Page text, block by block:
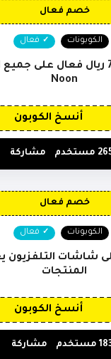
خصم فعال
الكوبونات فعال
كود خصم نون 75 ريال فعال
Noon
أنسخ الكوبون
مشاركة
خصم فعال
الكوبونات فعال
شاشات التلفزيون
المنتجات
أنسخ الكوبون
مشاركة